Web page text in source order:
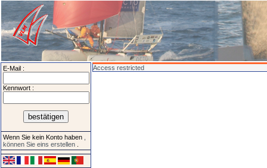
E-Mail :
Kennwort :
Wenn Sie kein Konto haben
können Sie eins erstellen
Access restricted